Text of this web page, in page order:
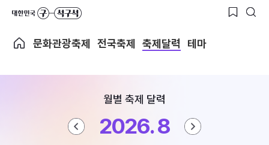
문화관광축제 전국축제 축제달력 테마
월별 축제 달력
2026. 8